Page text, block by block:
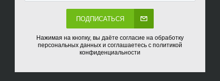
ПОДПИСАТЬСЯ
Нажимая на кнопку, вы даёте согласие на обработку
персональных данных и соглашаетесь с политикой
конфиденциальности